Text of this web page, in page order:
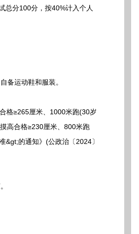
分100分，按40%计入个人
运动鞋和服装。
≥265厘米、1000米跑(30岁
高合格≥230厘米、800米跑
&gt;的通知》(公政治〔2024〕